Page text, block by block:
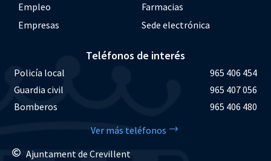
Empleo
Farmacias
Empresas
Sede electrónica
Teléfonos de interés
Policía local
965 406 454
Guardia civil
965 407 056
Bomberos
965 406 480
Ver más teléfonos
Ajuntament de Crevillent